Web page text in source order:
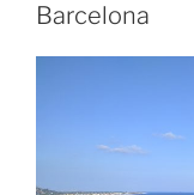
Barcelona